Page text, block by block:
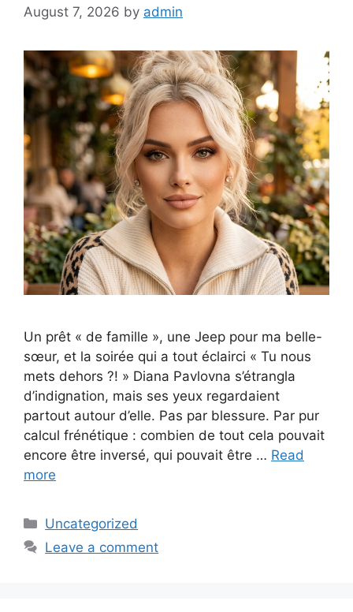
August 7, 2026 by admin
Un prêt « de famille », une Jeep pour ma belle-
sœur, et la soirée qui a tout éclairci « Tu nous
mets dehors ?! » Diana Pavlovna s’étrangla
d’indignation, mais ses yeux regardaient
partout autour d’elle. Pas par blessure. Par pur
calcul frénétique : combien de tout cela pouvait
encore être inversé, qui pouvait être … Read
more
Categories
Uncategorized
Leave a comment